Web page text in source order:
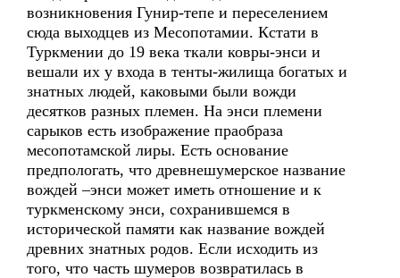
возникновения Гунир-тепе и переселением
сюда выходцев из Месопотамии. Кстати в
Туркмении до 19 века ткали ковры-энси и
вешали их у входа в тенты-жилища богатых и
знатных людей, каковыми были вожди
десятков разных племен. На энси племени
сарыков есть изображение праобраза
месопотамской лиры. Есть основание
предпологать, что древнешумерское название
вождей –энси может иметь отношение и к
туркменскому энси, сохранившемся в
исторической памяти как название вождей
древних знатных родов. Если исходить из
того, что часть шумеров возвратилась в